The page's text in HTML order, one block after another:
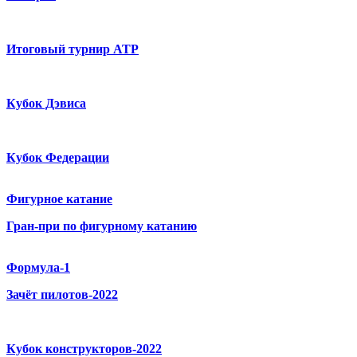
Итоговый турнир ATP
Кубок Дэвиса
Кубок Федерации
Фигурное катание
Гран-при по фигурному катанию
Формула-1
Зачёт пилотов-2022
Кубок конструкторов-2022